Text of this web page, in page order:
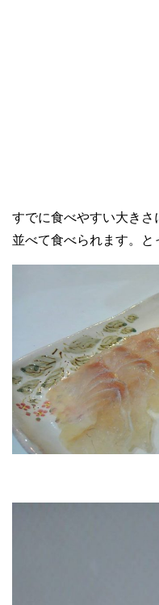
すでに食べやすい大きさ
並べて食べられます。と